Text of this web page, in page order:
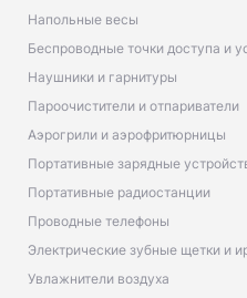
Напольные весы
Беспроводные точки доступа и
Наушники и гарнитуры
Пароочистители и отпариватели
Аэрогрили и аэрофритюрницы
Портативные зарядные
Портативные радиостанции
Проводные телефоны
Электрические зубные щетки и
Увлажнители воздуха